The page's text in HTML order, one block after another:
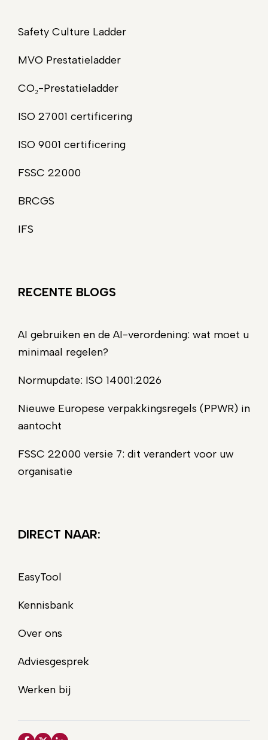
Safety Culture Ladder
MVO Prestatieladder
CO₂-Prestatieladder
ISO 27001 certificering
ISO 9001 certificering
FSSC 22000
BRCGS
IFS
RECENTE BLOGS
AI gebruiken en de AI-verordening: wat moet u
minimaal regelen?
Normupdate: ISO 14001:2026
Nieuwe Europese verpakkingsregels (PPWR) in
aantocht
FSSC 22000 versie 7: dit verandert voor uw
organisatie
DIRECT NAAR:
EasyTool
Kennisbank
Over ons
Adviesgesprek
Werken bij